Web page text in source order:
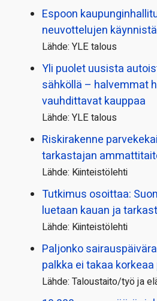
Espoon
neuvottelujen
Lähde: YLE talous
Yli puolet uusista
sähköllä – halvemmat
vauhdittavat kauppaa
Lähde: YLE talous
Riskirakenne
tarkastajan
Lähde: Kiinteistölehti
Tutkimus osoittaa:
luetaan kauan ja
Lähde: Kiinteistölehti
Paljonko
palkka ei takaa
Lähde: Taloustaito/työ ja